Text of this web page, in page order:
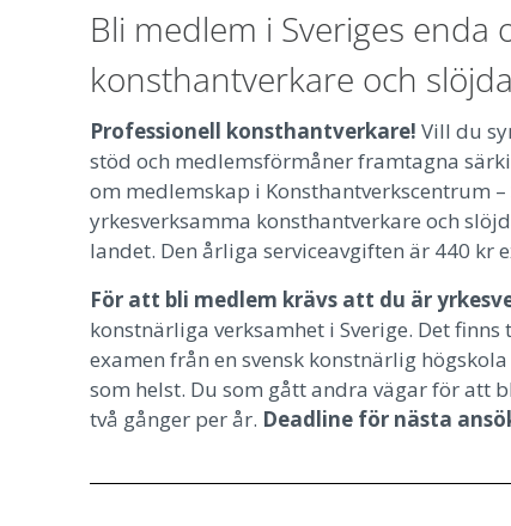
Bli medlem i Sveriges
konsthantverkare och
Professionell konsthantverkare! Vill du
stöd och medlemsförmåner framtagna
om medlemskap i Konsthantverkscentrum
yrkesverksamma konsthantverkare och
landet. Den årliga serviceavgiften är 440 kr
För att bli medlem krävs att du är
konstnärliga verksamhet i Sverige. Det
examen från en svensk konstnärlig
som helst. Du som gått andra vägar för att
två gånger per år. Deadline för nästa